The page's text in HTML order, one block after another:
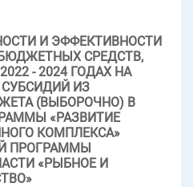
И ЭФФЕКТИВНОСТИ
СРЕДСТВ,
- 2024 ГОДАХ НА
ИЗ
(ВЫБОРОЧНО) В
«РАЗВИТИЕ
КОМПЛЕКСА»
ПРОГРАММЫ
«РЫБНОЕ И